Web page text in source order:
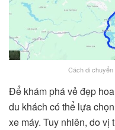
Cách di
Để khám phá vẻ đẹp
du khách có thể lựa
xe máy. Tuy nhiên, do vị